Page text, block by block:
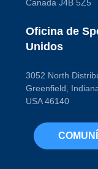
Canada J4B 5Z5
Oficina de
Unidos
3052 North
Greenfield,
USA 46140